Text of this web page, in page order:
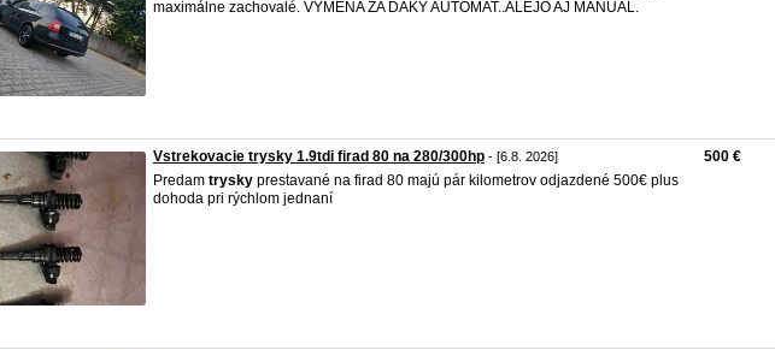
maximálne zachovalé. VYMENA ZA DAKY AUTOMAT..ALEJO AJ MANUAL.
Vstrekovacie trysky 1.9tdi firad 80 na 280/300hp - [6.8. 2026]
Predam trysky prestavané na firad 80 majú pár kilometrov odjazdené 500€ plus
dohoda pri rýchlom jednaní
500 €